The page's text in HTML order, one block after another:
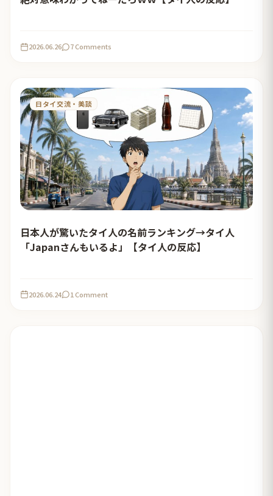
2026.06.26 7 Comments
日タイ交流・美談
日本人が驚いたタイ人の名前ランキング→タイ人
「Japanさんもいるよ」【タイ人の反応】
2026.06.24 1 Comment